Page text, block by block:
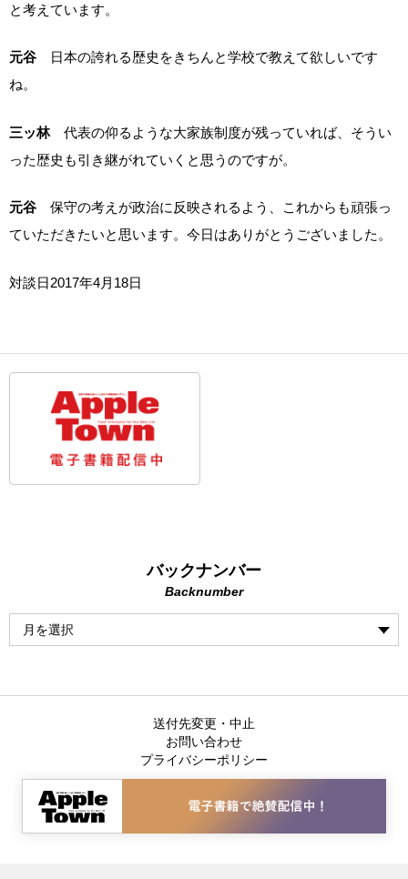
と考えています。
元谷
日本の誇れる歴史をきちんと学校で教えて欲しいです
ね。
三ッ林 代表の仰るような大家族制度が残っていれば、そうい
った歴史も引き継がれていくと思うのですが。
元谷 保守の考えが政治に反映されるよう、これからも頑張っ
ていただきたいと思います。今日はありがとうございました。
対談日2017年4月18日
バックナンバー
Backnumber
送付先変更・中止
お問い合わせ
プライバシーポリシー